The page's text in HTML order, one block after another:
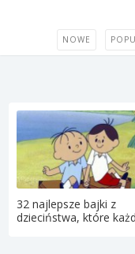
NOWE
32 najlepsze bajki z
dzieciństwa, które